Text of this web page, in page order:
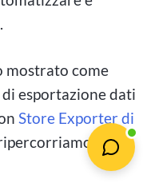
mostrato come
esportazione dati
Store Exporter di
i